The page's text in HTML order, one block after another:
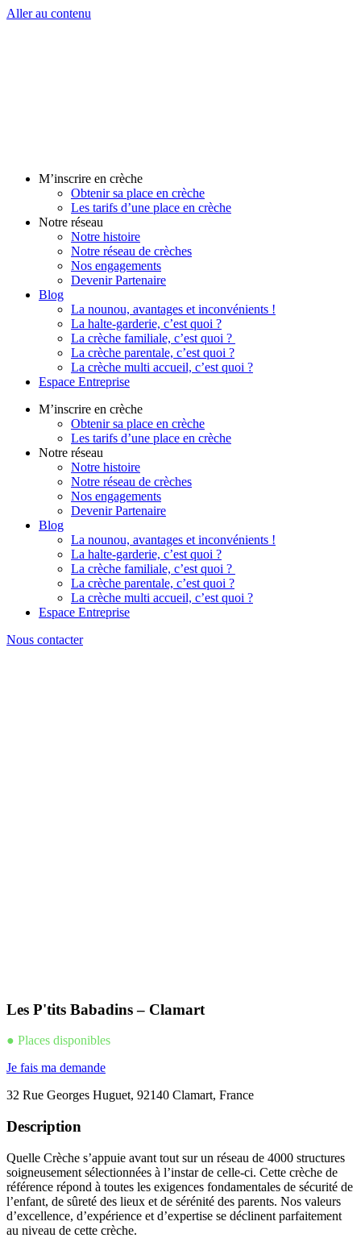
Aller au contenu
M’inscrire en crèche
Obtenir sa place en crèche
Les tarifs d’une place en crèche
Notre réseau
Notre histoire
Notre réseau de crèches
Nos engagements
Devenir Partenaire
Blog
La nounou, avantages et inconvénients !
La halte-garderie, c’est quoi ?
La crèche familiale, c’est quoi ?
La crèche parentale, c’est quoi ?
La crèche multi accueil, c’est quoi ?
Espace Entreprise
M’inscrire en crèche
Obtenir sa place en crèche
Les tarifs d’une place en crèche
Notre réseau
Notre histoire
Notre réseau de crèches
Nos engagements
Devenir Partenaire
Blog
La nounou, avantages et inconvénients !
La halte-garderie, c’est quoi ?
La crèche familiale, c’est quoi ?
La crèche parentale, c’est quoi ?
La crèche multi accueil, c’est quoi ?
Espace Entreprise
Nous contacter
Les P'tits Babadins – Clamart
● Places disponibles
Je fais ma demande
32 Rue Georges Huguet, 92140 Clamart, France
Description
Quelle Crèche s’appuie avant tout sur un réseau de 4000 structures
soigneusement sélectionnées à l’instar de celle-ci. Cette crèche de
référence répond à toutes les exigences fondamentales de sécurité de
l’enfant, de sûreté des lieux et de sérénité des parents. Nos valeurs
d’excellence, d’expérience et d’expertise se déclinent parfaitement
au niveau de cette crèche.